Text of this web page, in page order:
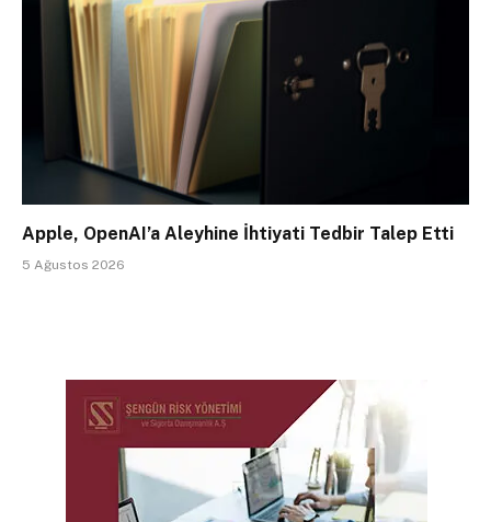
Apple, OpenAI’a Aleyhine İhtiyati Tedbir Talep Etti
5 Ağustos 2026